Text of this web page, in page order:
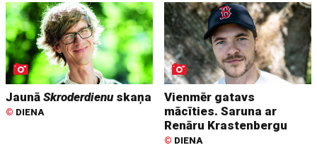
JaunāSkroderdienuskaņa
© DIENA
Vienmēr gatavs
mācīties. Saruna ar
Renāru Krastenbergu
© DIENA